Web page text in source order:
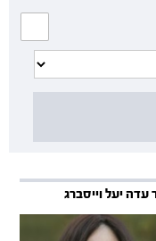
עדה יעל וייסברג